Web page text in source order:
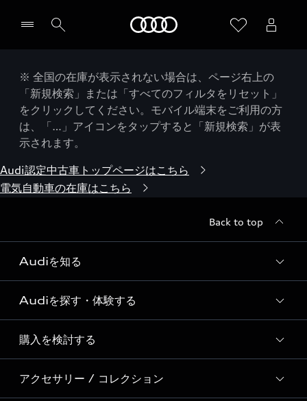
※ 全国の在庫が表示されない場合は、ページ右上の
「新規検索」または「すべてのフィルタをリセット」
をクリックしてください。モバイル端末をご利用の方
は、「…」アイコンをタップすると「新規検索」が表
示されます。
Audi認定中古車トップページはこちら
電気自動車の在庫はこちら
Back to top
Audiを知る
Audi ブランド
Story of Progress
Audi Sport
Formula 1®
Audiを探す・体験する
ディーラー検索
新車在庫検索
購入を検討する
モデル一覧
アクセサリー / コレクション